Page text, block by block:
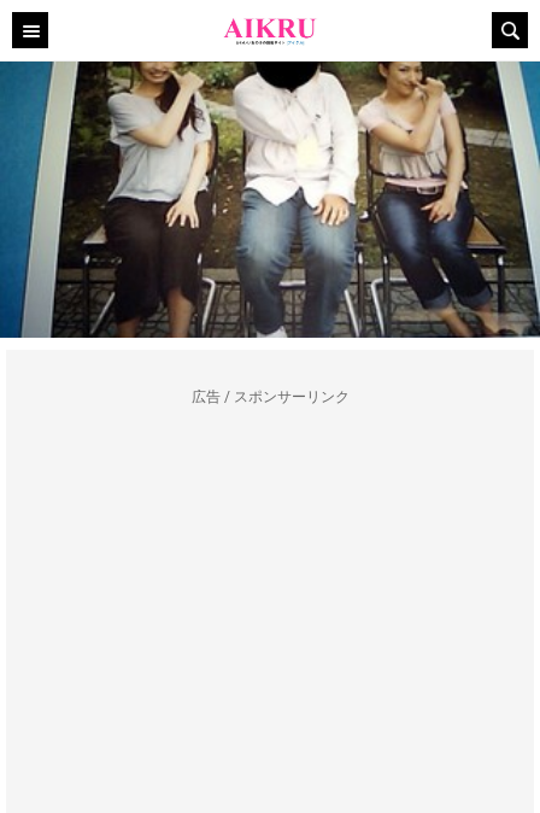
広告 / スポンサーリンク